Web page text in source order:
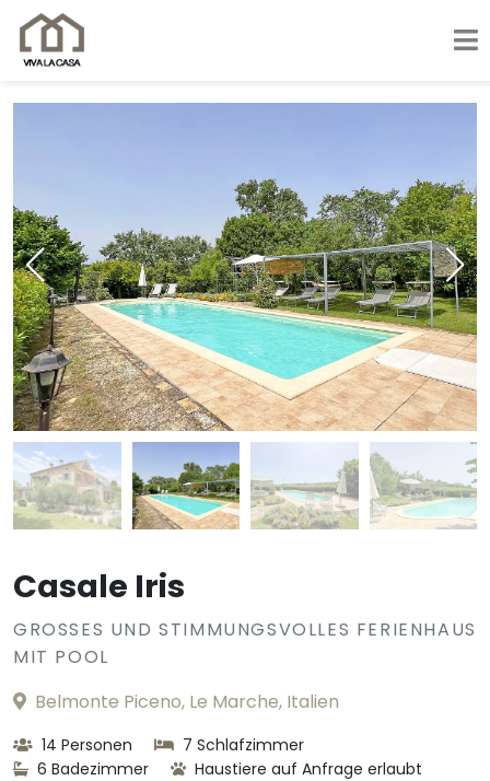
Casale Iris
GROSSES UND STIMMUNGSVOLLES FERIENHAUS M
IT POOL
Belmonte Piceno, Le Marche, Italien
14 Personen
7 Schlafzimmer
6 Badezimmer
Haustiere auf Anfrage erlaubt